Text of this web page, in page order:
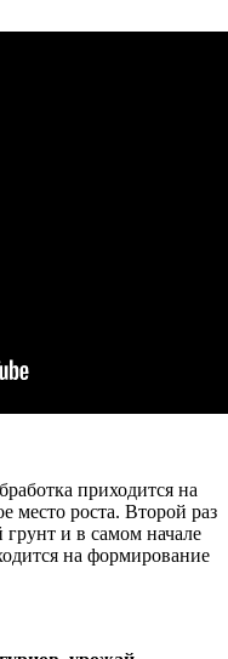
приходится на
место роста. Второй раз
и в самом начале
на формирование